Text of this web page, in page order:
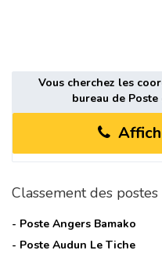
Vous cherchez les
bureau de
Classement des
- Poste Angers Bamako
- Poste Audun Le Tiche